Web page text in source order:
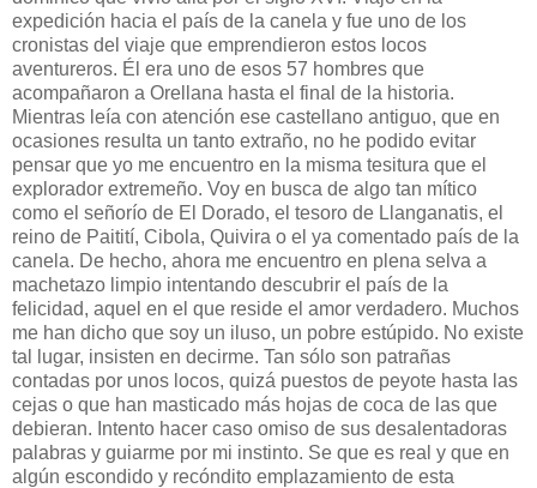
expedición hacia el país de la canela y fue uno de los
cronistas del viaje que emprendieron estos locos
aventureros. Él era uno de esos 57 hombres que
acompañaron a Orellana hasta el final de la historia.
Mientras leía con atención ese castellano antiguo, que en
ocasiones resulta un tanto extraño, no he podido evitar
pensar que yo me encuentro en la misma tesitura que el
explorador extremeño. Voy en busca de algo tan mítico
como el señorío de El Dorado, el tesoro de Llanganatis, el
reino de Paitití, Cibola, Quivira o el ya comentado país de la
canela. De hecho, ahora me encuentro en plena selva a
machetazo limpio intentando descubrir el país de la
felicidad, aquel en el que reside el amor verdadero. Muchos
me han dicho que soy un iluso, un pobre estúpido. No existe
tal lugar, insisten en decirme. Tan sólo son patrañas
contadas por unos locos, quizá puestos de peyote hasta las
cejas o que han masticado más hojas de coca de las que
debieran. Intento hacer caso omiso de sus desalentadoras
palabras y guiarme por mi instinto. Se que es real y que en
algún escondido y recóndito emplazamiento de esta